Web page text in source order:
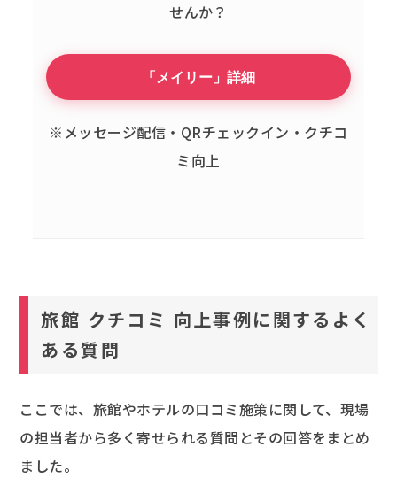
せんか？
「メイリー」詳細
※メッセージ配信・QRチェックイン・クチコ
ミ向上
旅館 クチコミ 向上事例に関するよく
ある質問
ここでは、旅館やホテルの口コミ施策に関して、現場
の担当者から多く寄せられる質問とその回答をまとめ
ました。